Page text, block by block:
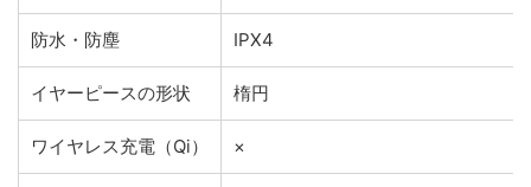
防水・防塵 IPX4
イヤーピースの形状 楕円
ワイヤレス充電（Qi） ×